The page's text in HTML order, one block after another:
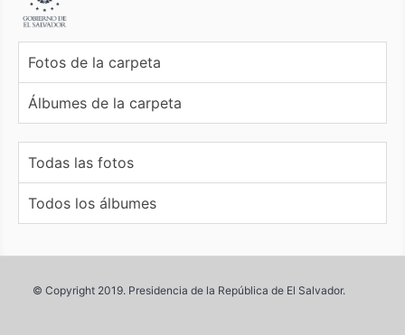
Fotos de la carpeta
Álbumes de la carpeta
Todas las fotos
Todos los álbumes
© Copyright 2019. Presidencia de la República de El Salvador.